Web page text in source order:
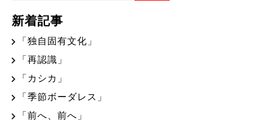
新着記事
「独自固有文化」
「再認識」
「カシカ」
「季節ボーダレス」
「前へ、前へ」